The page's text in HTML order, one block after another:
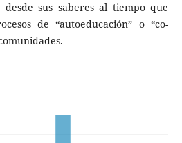
desde sus saberes al tiempo que
de “autoeducación” o “co-